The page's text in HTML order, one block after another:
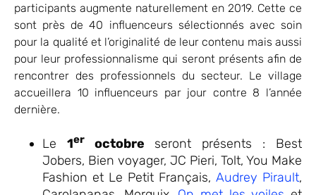
participants augmente naturellement en 2019. Cette ce
sont près de 40 influenceurs sélectionnés avec soin
pour la qualité et l’originalité de leur contenu mais aussi
pour leur professionnalisme qui seront présents afin de
rencontrer des professionnels du secteur. Le village
accueillera 10 influenceurs par jour contre 8 l’année
dernière.
Le 1er octobre seront présents : Best
Jobers, Bien voyager, JC Pieri, Tolt, You Make
Fashion et Le Petit Français, Audrey Pirault,